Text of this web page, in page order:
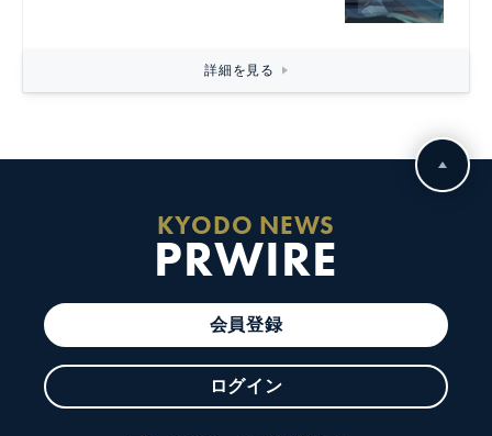
詳細を見る
KYODO NEWS
PRWIRE
会員登録
ログイン